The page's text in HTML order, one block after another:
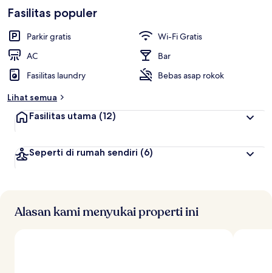
Fasilitas populer
Parkir gratis
Wi-Fi Gratis
AC
Bar
Fasilitas laundry
Bebas asap rokok
Lihat semua
Fasilitas utama (12)
Seperti di rumah sendiri (6)
Alasan kami menyukai properti ini